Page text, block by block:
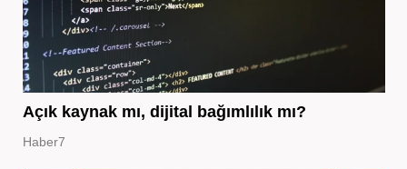
Açık kaynak mı, dijital bağımlılık mı?
Haber7